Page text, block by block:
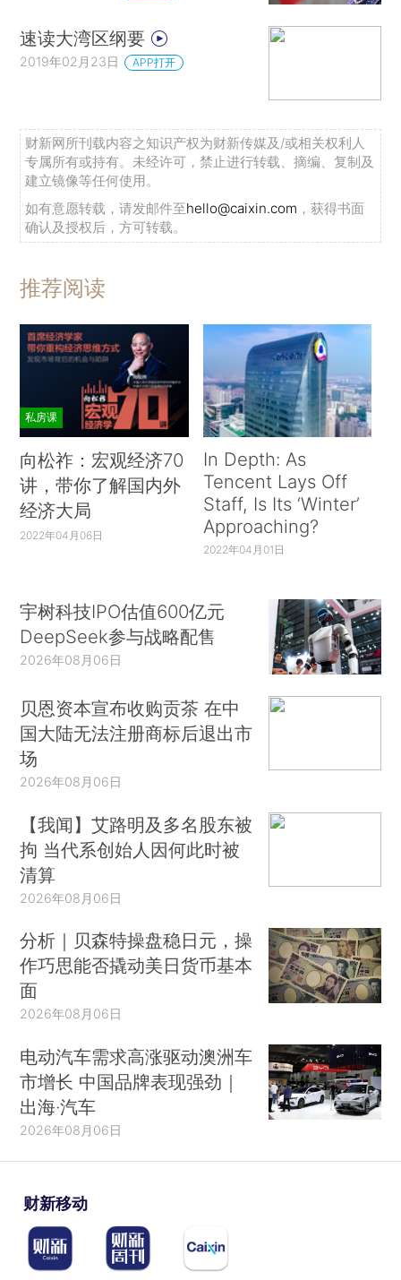
速读大湾区纲要
2019年02月23日 APP打开
财新网所刊载内容之知识产权为财新传媒及/或相关权利人
专属所有或持有。未经许可，禁止进行转载、摘编、复制及
建立镜像等任何使用。
如有意愿转载，请发邮件至hello@caixin.com ，获得书面
确认及授权后，方可转载。
推荐阅读
私房课
向松祚：宏观经济70
讲，带你了解国内外
经济大局
2022年04月06日
In Depth: As
Tencent Lays Off
Staff, Is Its ‘Winter’
Approaching?
2022年04月01日
宇树科技IPO估值600亿元
DeepSeek参与战略配售
2026年08月06日
贝恩资本宣布收购贡茶 在中
国大陆无法注册商标后退出市
场
2026年08月06日
【我闻】艾路明及多名股东被
拘 当代系创始人因何此时被
清算
2026年08月06日
分析｜贝森特操盘稳日元，操
作巧思能否撬动美日货币基本
面
2026年08月06日
电动汽车需求高涨驱动澳洲车
市增长 中国品牌表现强劲｜
出海·汽车
2026年08月06日
财新移动